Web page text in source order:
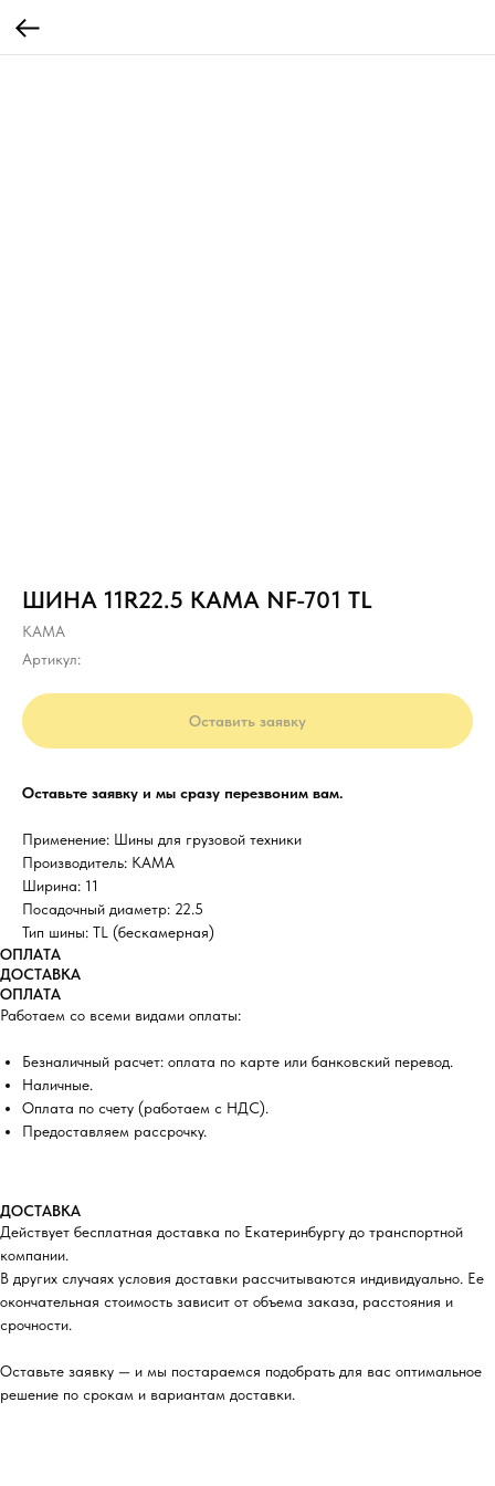
ШИНА 11R22.5 КАМА NF-701 ТL
КАМА
Артикул:
Оставить заявку
Оставьте заявку и мы сразу перезвоним вам.
Применение: Шины для грузовой техники
Производитель: КАМА
Ширина: 11
Посадочный диаметр: 22.5
Тип шины: TL (бескамерная)
ОПЛАТА
ДОСТАВКА
ОПЛАТА
Работаем со всеми видами оплаты:
Безналичный расчет: оплата по карте или банковский перевод.
Наличные.
Оплата по счету (работаем с НДС).
Предоставляем рассрочку.
ДОСТАВКА
Действует бесплатная доставка по Екатеринбургу до транспортной
компании.
В других случаях условия доставки рассчитываются индивидуально. Ее
окончательная стоимость зависит от объема заказа, расстояния и
срочности.
Оставьте заявку — и мы постараемся подобрать для вас оптимальное
решение по срокам и вариантам доставки.